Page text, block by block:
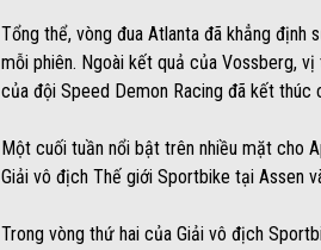
Tổng thể, vòng đua Atlanta đã khẳng
mỗi phiên. Ngoài kết quả của Vossberg,
của đội Speed Demon Racing đã kết
Một cuối tuần nổi bật trên nhiều mặt cho
Giải vô địch Thế giới Sportbike tại Assen
Trong vòng thứ hai của Giải vô địch